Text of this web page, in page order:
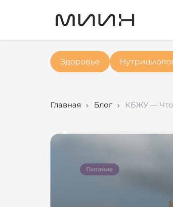
Здоровье
Главная Блог КБЖУ — Что
Питание